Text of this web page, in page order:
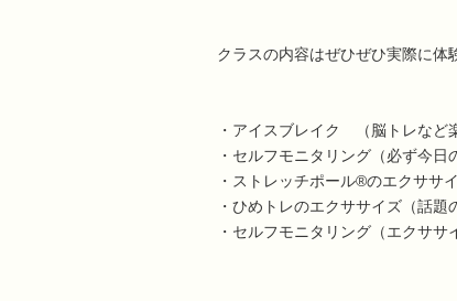
クラスの内容はぜひぜひ実際に体
・アイスブレイク （脳トレなど
・セルフモニタリング（必ず今
・ストレッチポール®のエクササ
・ひめトレのエクササイズ（話
・セルフモニタリング（エクサ